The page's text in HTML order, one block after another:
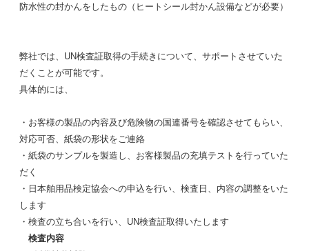
防水性の封かんをしたもの（ヒートシール封かん設備などが必要）
弊社では、UN検査証取得の手続きについて、サポートさせていた
だくことが可能です。
具体的には、
・お客様の製品の内容及び危険物の国連番号を確認させてもらい、
対応可否、紙袋の形状をご連絡
・紙袋のサンプルを製造し、お客様製品の充填テストを行っていた
だく
・日本舶用品検定協会への申込を行い、検査日、内容の調整をいた
します
・検査の立ち合いを行い、UN検査証取得いたします
検査内容